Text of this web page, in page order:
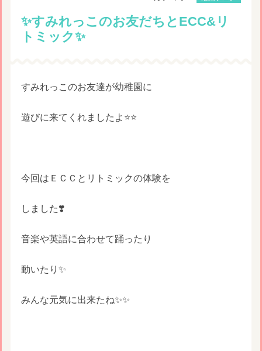
✨すみれっこのお友だちとECC&リ
トミック✨
すみれっこのお友達が幼稚園に
遊びに来てくれましたよ⭐️⭐️
今回はＥＣＣとリトミックの体験を
しました❣️
音楽や英語に合わせて踊ったり
動いたり✨
みんな元気に出来たね✨✨